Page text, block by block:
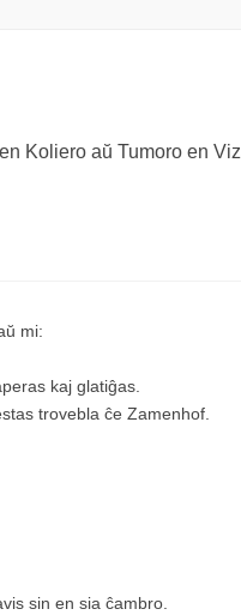
Koliero aŭ Tumoro en
mi:
kaj glatiĝas.
trovebla ĉe Zamenhof.
sin en sia ĉambro.